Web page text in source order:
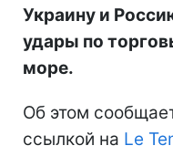
Украину и
удары по
море.
Об этом
ссылкой на Le